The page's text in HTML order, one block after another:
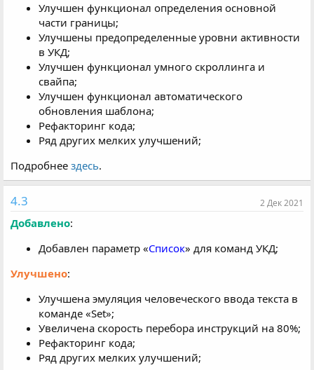
Улучшен функционал определения основной
части границы;
Улучшены предопределенные уровни активности
в УКД;
Улучшен функционал умного скроллинга и
свайпа;
Улучшен функционал автоматического
обновления шаблона;
Рефакторинг кода;
Ряд других мелких улучшений;
Подробнее здесь.
4.3 2 Дек 2021
Добавлено:
Добавлен параметр «Список» для команд УКД;
Улучшено:
Улучшена эмуляция человеческого ввода текста в
команде «Set»;
Увеличена скорость перебора инструкций на 80%;
Рефакторинг кода;
Ряд других мелких улучшений;